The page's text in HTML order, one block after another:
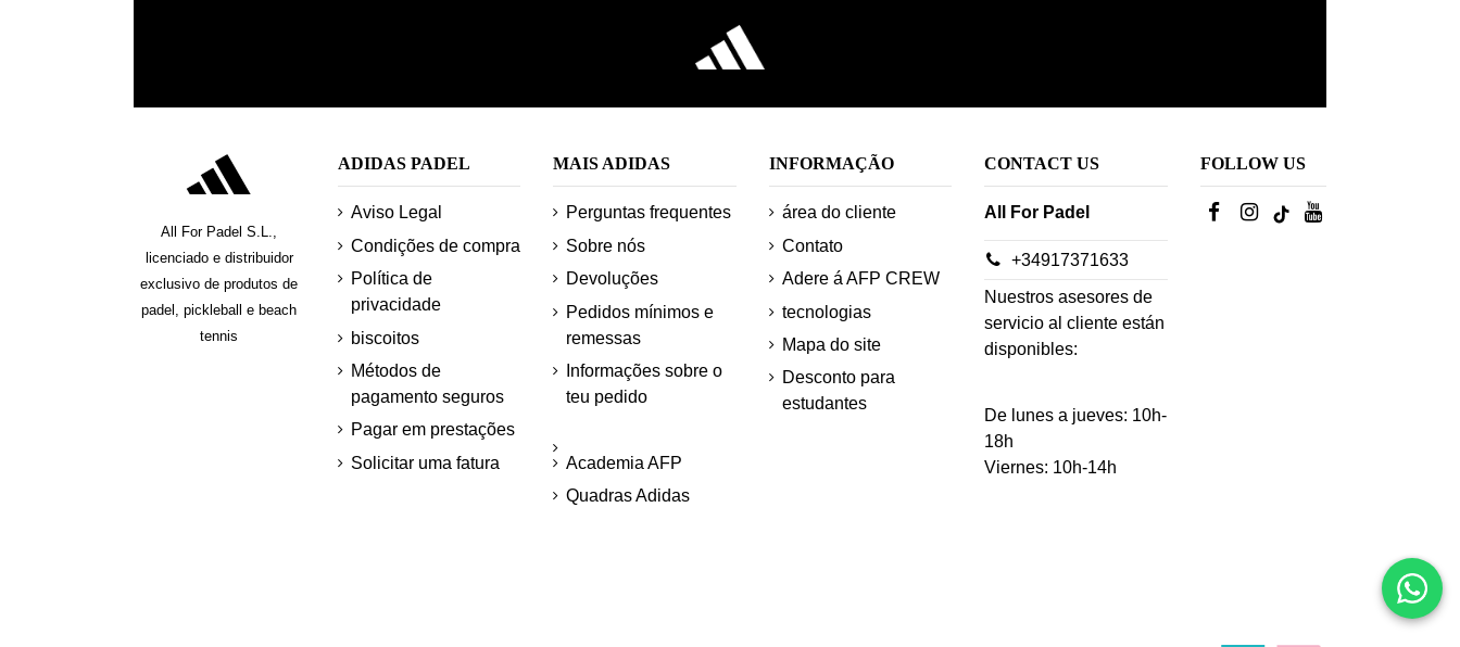
All For Padel S.L.,
licenciado e distribuidor
exclusivo de produtos de
padel, pickleball e beach
tennis
ADIDAS PADEL
Aviso Legal
Condições de compra
Política de
privacidade
biscoitos
Métodos de
pagamento seguros
Pagar em prestações
Solicitar uma fatura
MAIS ADIDAS
Perguntas frequentes
Sobre nós
Devoluções
Pedidos mínimos e
remessas
Informações sobre o
teu pedido
Academia AFP
Quadras Adidas
INFORMAÇÃO
área do cliente
Contato
Adere á AFP CREW
tecnologias
Mapa do site
Desconto para
estudantes
CONTACT US
All For Padel
+34917371633
Nuestros asesores de
servicio al cliente están
disponibles:
De lunes a jueves: 10h-
18h
Viernes: 10h-14h
FOLLOW US